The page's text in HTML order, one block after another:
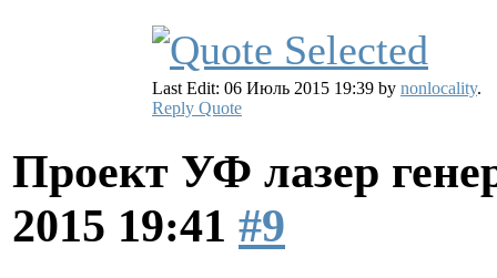
Last Edit: 06 Июль 2015 19:39 by nonlocality.
Reply Quote
Проект УФ лазер
2015 19:41 #9